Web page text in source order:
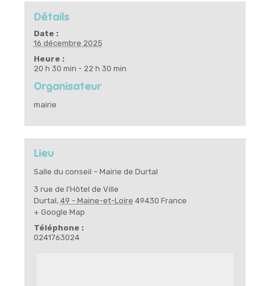
Détails
Date :
16 décembre 2025
Heure :
20 h 30 min - 22 h 30 min
Organisateur
mairie
Lieu
Salle du conseil – Mairie de Durtal
3 rue de l'Hôtel de Ville
Durtal, 49 - Maine-et-Loire 49430 France
+ Google Map
Téléphone :
0241763024